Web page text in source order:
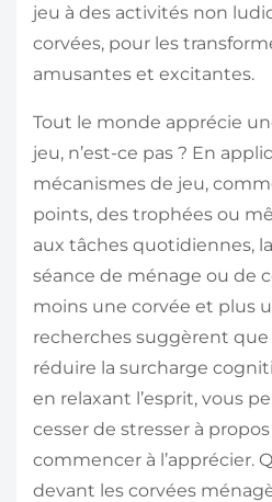
jeu à des activités non
corvées, pour les
amusantes et excitantes.
Tout le monde apprécie
jeu, n’est-ce pas ? En
mécanismes de jeu,
points, des trophées ou
aux tâches quotidiennes,
séance de ménage ou de
moins une corvée et plus
recherches suggèrent
réduire la surcharge
en relaxant l’esprit, vous
cesser de stresser à
commencer à l’apprécier.
devant les corvées